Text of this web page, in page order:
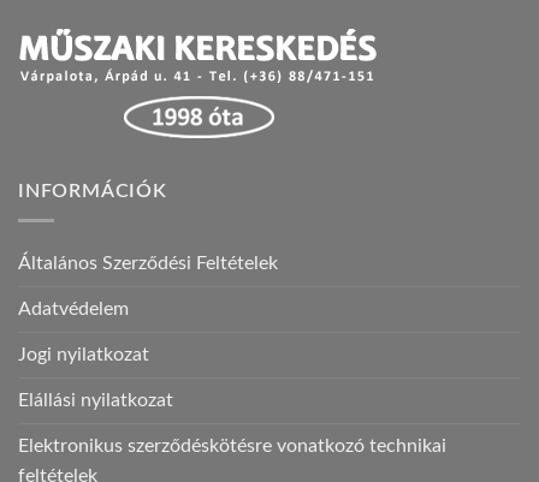
INFORMÁCIÓK
Általános Szerződési Feltételek
Adatvédelem
Jogi nyilatkozat
Elállási nyilatkozat
Elektronikus szerződéskötésre vonatkozó technikai
feltételek